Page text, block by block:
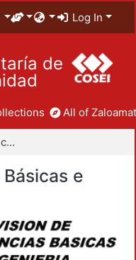
Log In
de
All of
División de Ciencias Básicas e Ingeniería
e